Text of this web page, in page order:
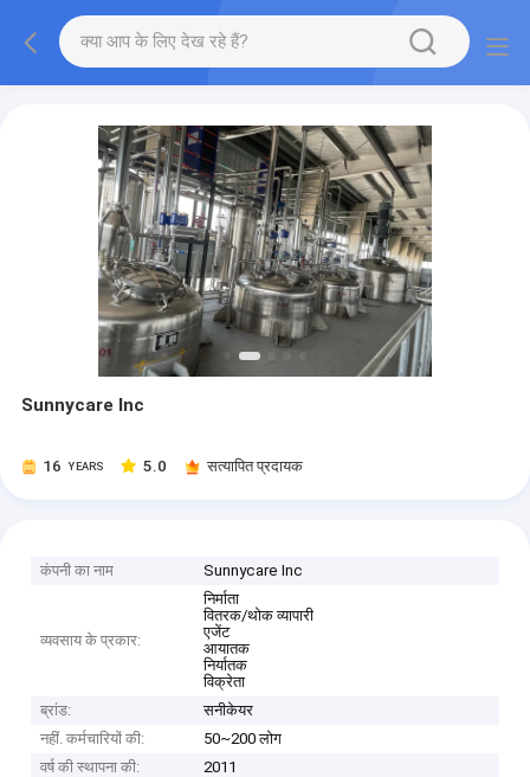
Sunnycare Inc
16 YEARS 5.0 सत्यापित प्रदायक
कंपनी का नाम Sunnycare Inc
व्यवसाय के प्रकार:
निर्माता
वितरक/थोक व्यापारी
एजेंट
आयातक
निर्यातक
विक्रेता
ब्रांड:
सनीकेयर
नहीं. कर्मचारियों की:
50~200 लोग
वर्ष की स्थापना की:
2011